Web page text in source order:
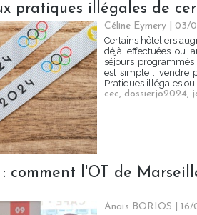
pratiques illégales de
Céline Eymery | 03/
Certains hôteliers
déjà effectuées ou
séjours programmés
est simple : vendre
Pratiques illégales ou
cec, dossierjo2024,
: comment l'OT de
Anaïs BORIOS |